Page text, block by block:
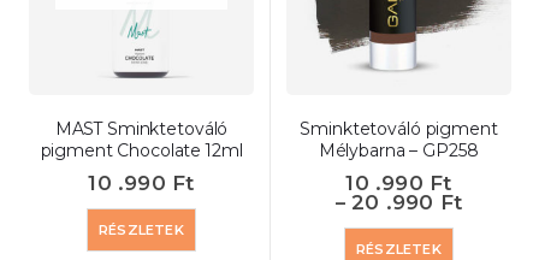
MAST Sminktetováló
pigment Chocolate 12ml
10 .990 Ft
RÉSZLETEK
Sminktetováló pigment
Mélybarna – GP258
10 .990 Ft
–20 .990 Ft
RÉSZLETEK